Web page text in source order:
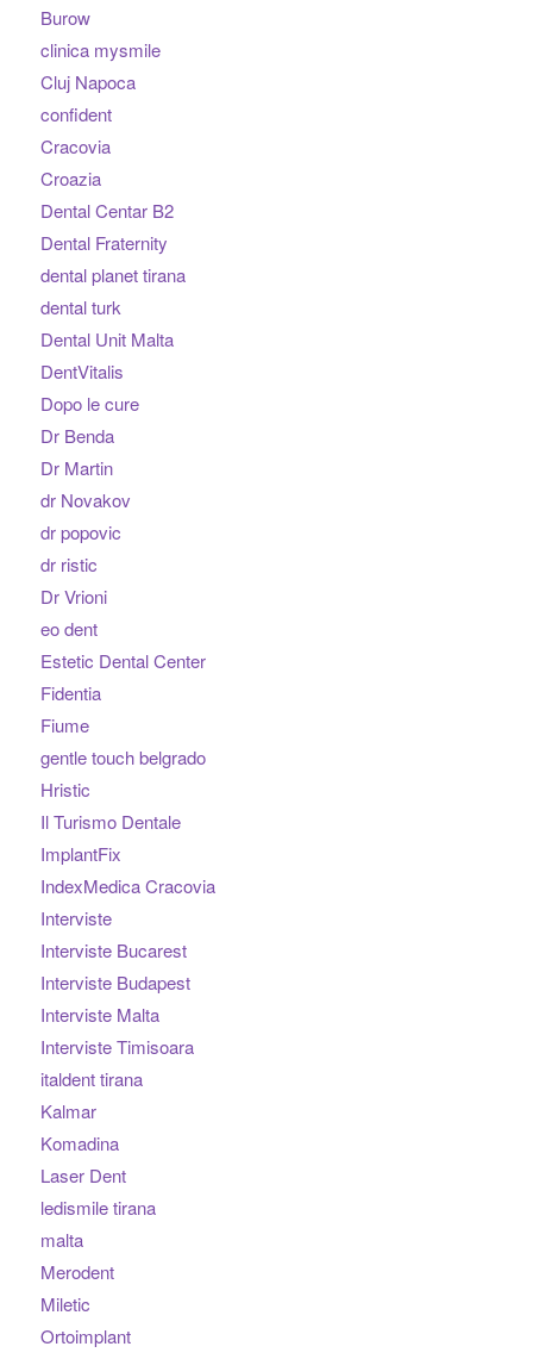
Burow
clinica mysmile
Cluj Napoca
confident
Cracovia
Croazia
Dental Centar B2
Dental Fraternity
dental planet tirana
dental turk
Dental Unit Malta
DentVitalis
Dopo le cure
Dr Benda
Dr Martin
dr Novakov
dr popovic
dr ristic
Dr Vrioni
eo dent
Estetic Dental Center
Fidentia
Fiume
gentle touch belgrado
Hristic
Il Turismo Dentale
ImplantFix
IndexMedica Cracovia
Interviste
Interviste Bucarest
Interviste Budapest
Interviste Malta
Interviste Timisoara
italdent tirana
Kalmar
Komadina
Laser Dent
ledismile tirana
malta
Merodent
Miletic
Ortoimplant